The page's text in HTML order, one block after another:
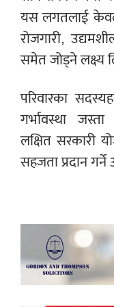
यस लगतलाई
रोजगारी,
समेत जोड्ने लक्ष्य
परिवारका
गर्भावस्था
लक्षित सरकारी
सहजता प्रदान